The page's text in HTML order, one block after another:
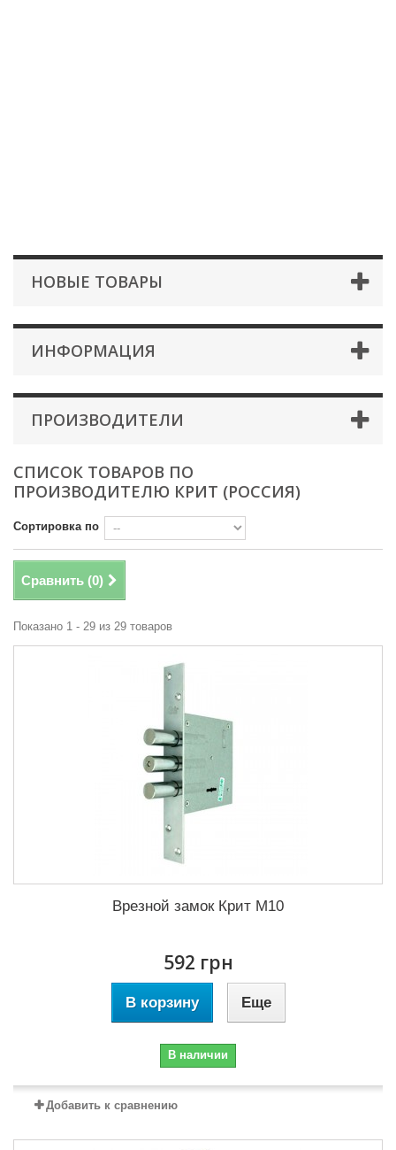
НОВЫЕ ТОВАРЫ
ИНФОРМАЦИЯ
ПРОИЗВОДИТЕЛИ
СПИСОК ТОВАРОВ ПО
ПРОИЗВОДИТЕЛЮ КРИТ (РОССИЯ)
Сортировка по
Сравнить (0)
Показано 1 - 29 из 29 товаров
Врезной замок Крит М10
592 грн
В корзину Еще
В наличии
Добавить к сравнению